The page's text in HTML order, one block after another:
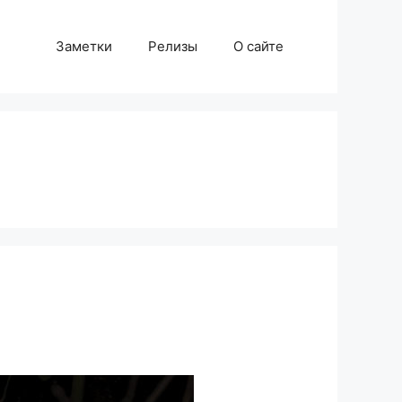
Заметки Релизы О сайте